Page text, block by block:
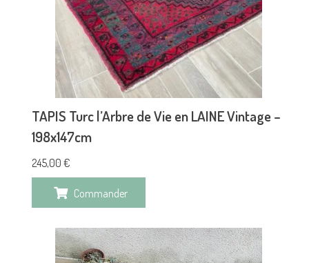
TAPIS Turc l’Arbre de Vie en LAINE Vintage –
198x147cm
245,00 €
Commander